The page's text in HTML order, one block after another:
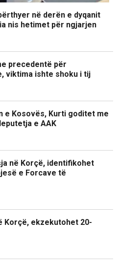
në derën e dyqanit
nis hetimet për ngjarjen
precedentë për
viktima ishte shoku i tij
e Kosovës, Kurti goditet me
e AAK
në Korçë, identifikohet
e Forcave të
Korçë, ekzekutohet 20-